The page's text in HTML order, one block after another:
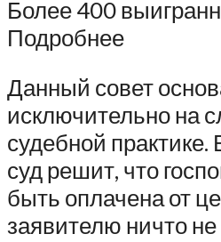
Более 400
Подробнее
Данный совет
исключительно на
судебной практике.
суд решит, что
быть оплачена от
заявителю ничто